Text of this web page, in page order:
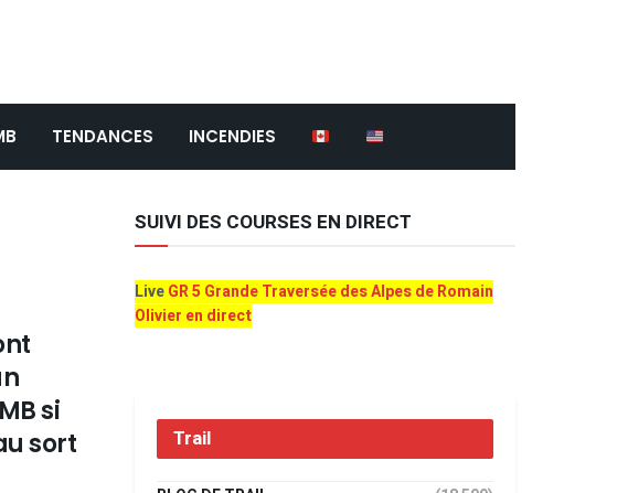
TENDANCES INCENDIES
si
sort
SUIVI DES COURSES EN DIRECT
LiveGR 5 Grande Traversée des Alpes de Romain
Olivier en direct
Trail